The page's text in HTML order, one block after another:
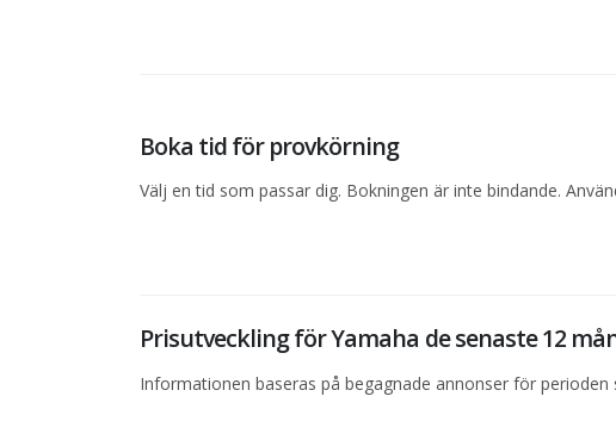
Boka tid för provkörning
Välj en tid som passar dig. Bokningen är inte bindande.
Prisutveckling för Yamaha de senaste 12
Informationen baseras på begagnade annonser för